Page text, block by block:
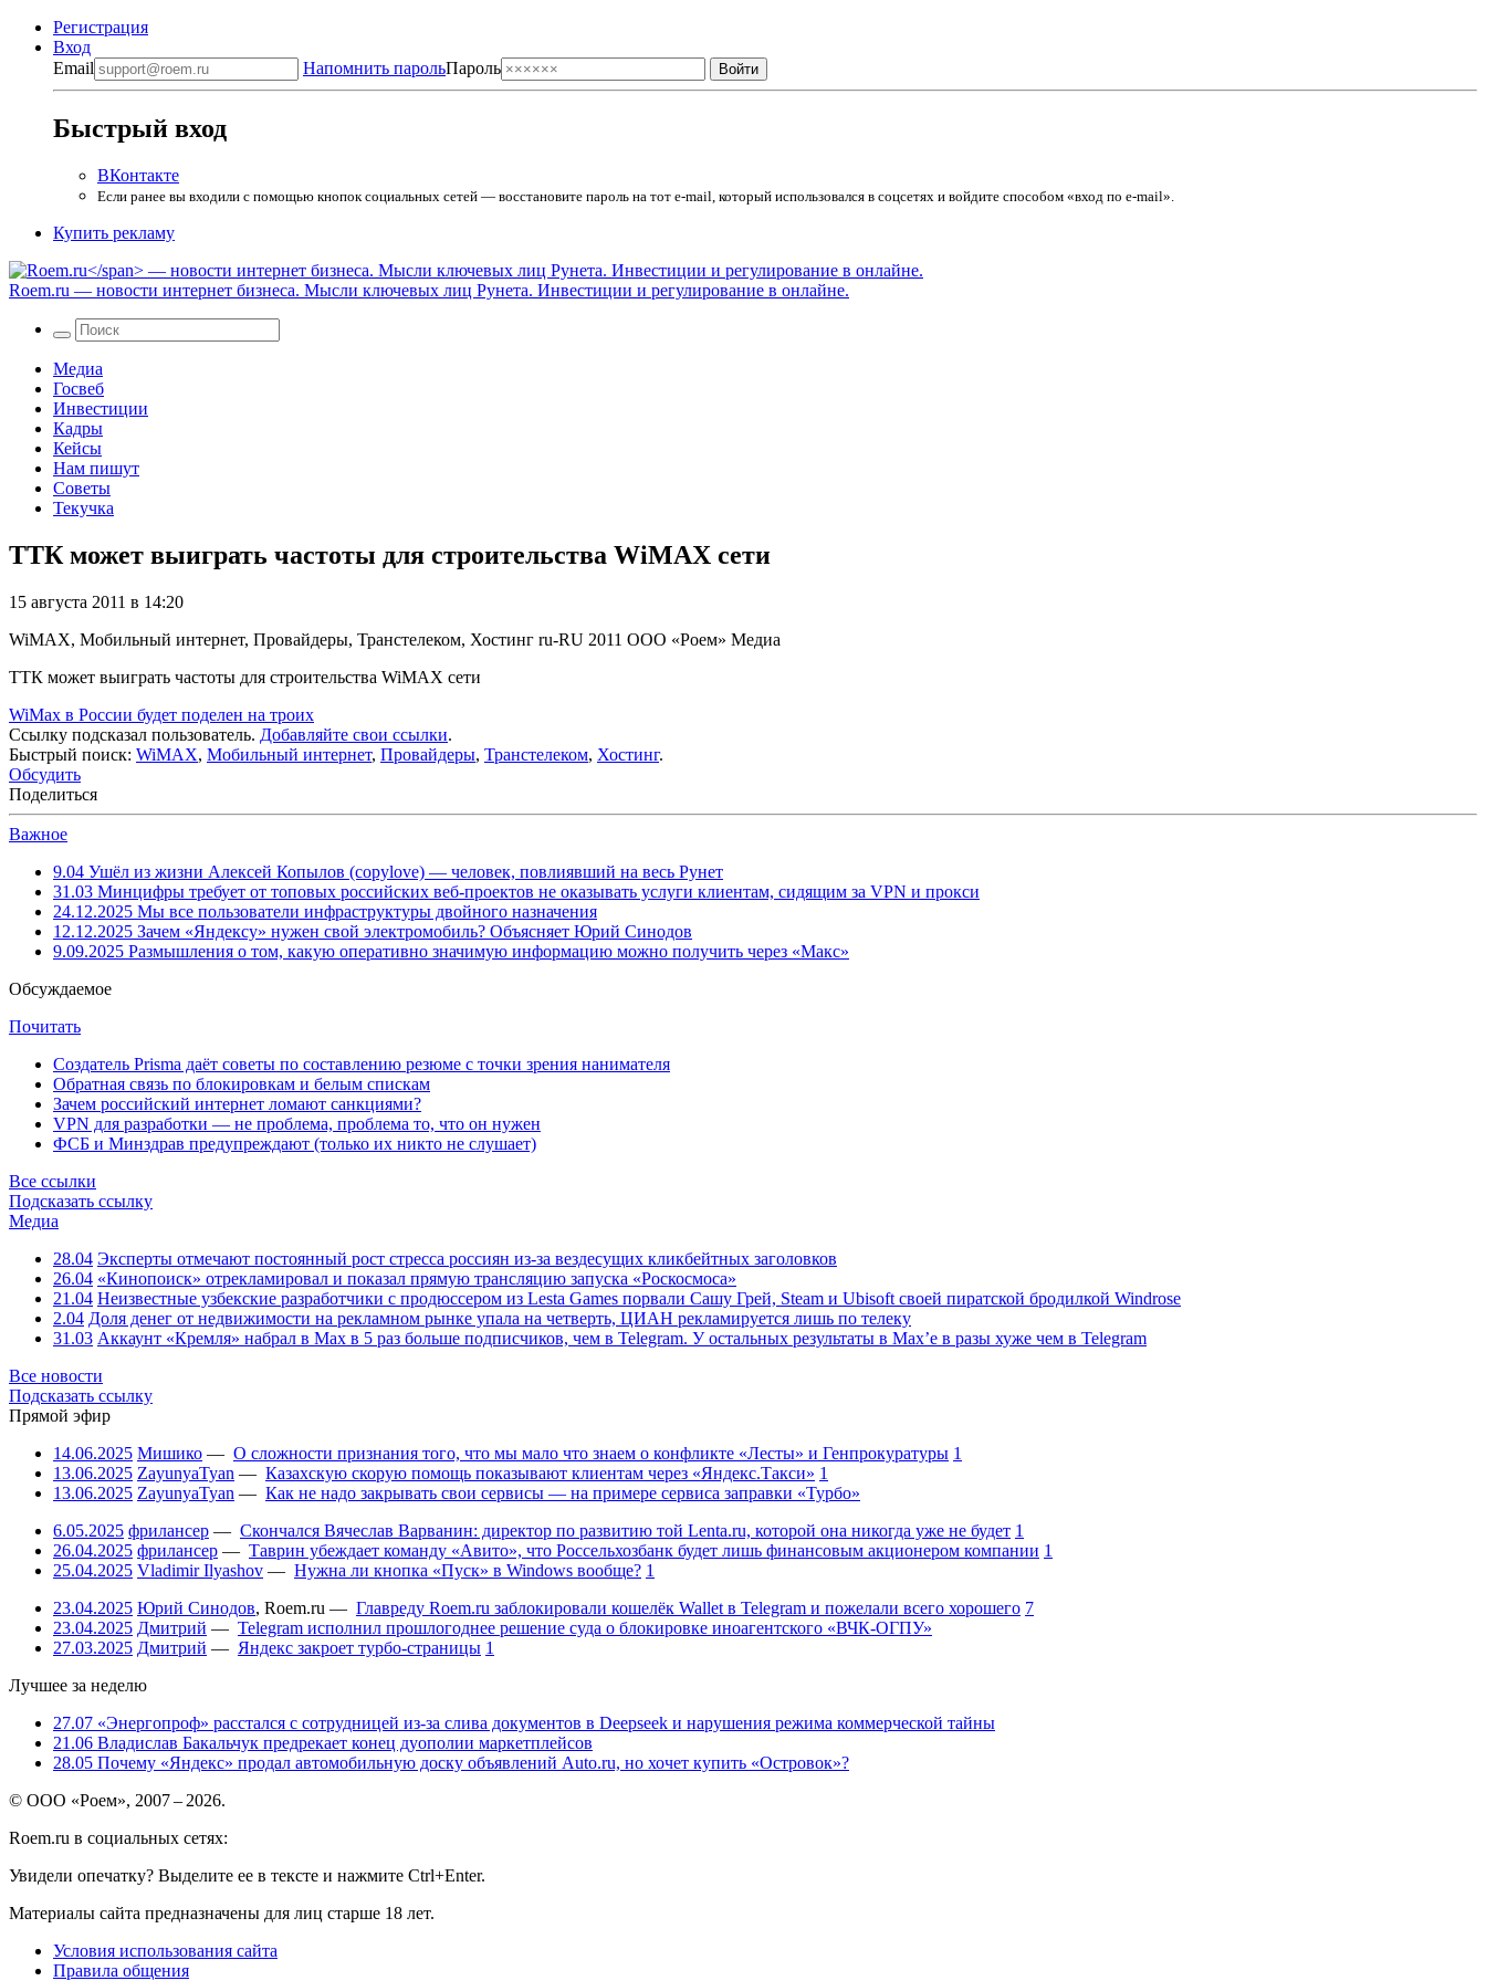
Регистрация
Вход
Email
Напомнить парольПароль
Быстрый вход
ВКонтакте
Если ранее вы входили с помощью кнопок социальных сетей — восстановите пароль на тот e-mail, который использовался в соцсетях и войдите способом «вход по e-mail».
Купить рекламу
Roem.ru — новости интернет бизнеса. Мысли ключевых лиц Рунета. Инвестиции и регулирование в онлайне.
Медиа
Госвеб
Инвестиции
Кадры
Кейсы
Нам пишут
Советы
Текучка
ТТК может выиграть частоты для строительства WiMAX сети
15 августа 2011 в 14:20
WiMAX, Мобильный интернет, Провайдеры, Транстелеком, Хостинг ru-RU 2011 ООО «Роем» Медиа
ТТК может выиграть частоты для строительства WiMAX сети
WiMax в России будет поделен на троих
Ссылку подсказал пользователь. Добавляйте свои ссылки.
Быстрый поиск: WiMAX, Мобильный интернет, Провайдеры, Транстелеком, Хостинг.
Обсудить
Поделиться
Важное
9.04 Ушёл из жизни Алексей Копылов (copylove) — человек, повлиявший на весь Рунет
31.03 Минцифры требует от топовых российских веб-проектов не оказывать услуги клиентам, сидящим за VPN и прокси
24.12.2025 Мы все пользователи инфраструктуры двойного назначения
12.12.2025 Зачем «Яндексу» нужен свой электромобиль? Объясняет Юрий Синодов
9.09.2025 Размышления о том, какую оперативно значимую информацию можно получить через «Макс»
Обсуждаемое
Почитать
Создатель Prisma даёт советы по составлению резюме с точки зрения нанимателя
Обратная связь по блокировкам и белым спискам
Зачем российский интернет ломают санкциями?
VPN для разработки — не проблема, проблема то, что он нужен
ФСБ и Минздрав предупреждают (только их никто не слушает)
Все ссылки
Подсказать ссылку
Медиа
28.04 Эксперты отмечают постоянный рост стресса россиян из-за вездесущих кликбейтных заголовков
26.04 «Кинопоиск» отрекламировал и показал прямую трансляцию запуска «Роскосмоса»
21.04 Неизвестные узбекские разработчики с продюссером из Lesta Games порвали Сашу Грей, Steam и Ubisoft своей пиратской бродилкой Windrose
2.04 Доля денег от недвижимости на рекламном рынке упала на четверть, ЦИАН рекламируется лишь по телеку
31.03 Аккаунт «Кремля» набрал в Max в 5 раз больше подписчиков, чем в Telegram. У остальных результаты в Max’е в разы хуже чем в Telegram
Все новости
Подсказать ссылку
Прямой эфир
14.06.2025 Мишико — О сложности признания того, что мы мало что знаем о конфликте «Лесты» и Генпрокуратуры 1
13.06.2025 ZayunyaTyan — Казахскую скорую помощь показывают клиентам через «Яндекс.Такси» 1
13.06.2025 ZayunyaTyan — Как не надо закрывать свои сервисы — на примере сервиса заправки «Турбо»
6.05.2025 фрилансер — Скончался Вячеслав Варванин: директор по развитию той Lenta.ru, которой она никогда уже не будет 1
26.04.2025 фрилансер — Таврин убеждает команду «Авито», что Россельхозбанк будет лишь финансовым акционером компании 1
25.04.2025 Vladimir Ilyashov — Нужна ли кнопка «Пуск» в Windows вообще? 1
23.04.2025 Юрий Синодов, Roem.ru — Главреду Roem.ru заблокировали кошелёк Wallet в Telegram и пожелали всего хорошего 7
23.04.2025 Дмитрий — Telegram исполнил прошлогоднее решение суда о блокировке иноагентского «ВЧК-ОГПУ»
27.03.2025 Дмитрий — Яндекс закроет турбо-страницы 1
Лучшее за неделю
27.07 «Энергопроф» расстался с сотрудницей из-за слива документов в Deepseek и нарушения режима коммерческой тайны
21.06 Владислав Бакальчук предрекает конец дуополии маркетплейсов
28.05 Почему «Яндекс» продал автомобильную доску объявлений Auto.ru, но хочет купить «Островок»?
© ООО «Роем», 2007 – 2026.
Roem.ru в социальных сетях:
Увидели опечатку? Выделите ее в тексте и нажмите Ctrl+Enter.
Материалы сайта предназначены для лиц старше 18 лет.
Условия использования сайта
Правила общения